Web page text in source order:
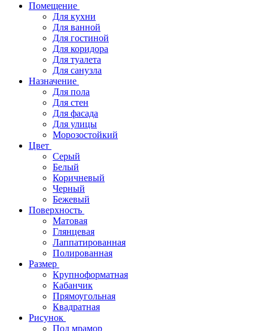
Помещение
Для кухни
Для ванной
Для гостиной
Для коридора
Для туалета
Для санузла
Назначение
Для пола
Для стен
Для фасада
Для улицы
Морозостойкий
Цвет
Серый
Белый
Коричневый
Черный
Бежевый
Поверхность
Матовая
Глянцевая
Лаппатированная
Полированная
Размер
Крупноформатная
Кабанчик
Прямоугольная
Квадратная
Рисунок
Под мрамор